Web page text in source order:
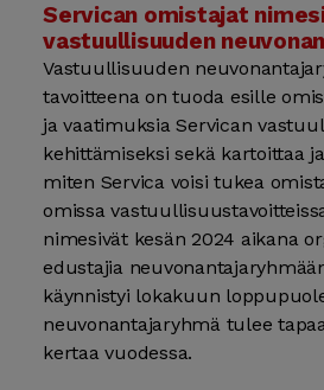
Servican omistajat
vastuullisuuden
Vastuullisuuden
tavoitteena on tuoda esille
ja vaatimuksia Servican
kehittämiseksi sekä kartoittaa
miten Servica voisi tukea
omissa
nimesivät kesän 2024 aikana
edustajia
käynnistyi loka­kuun
neuvon­antaja­ryhmä tulee
kertaa vuodessa.